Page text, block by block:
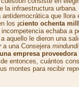
la infraestructura
antidemocrática que llora
los ¡ciento ochenta
echaba a
aquello le dieron una
a una Consejera mindundi
empresa
entonces, cuántos
montes para recibir